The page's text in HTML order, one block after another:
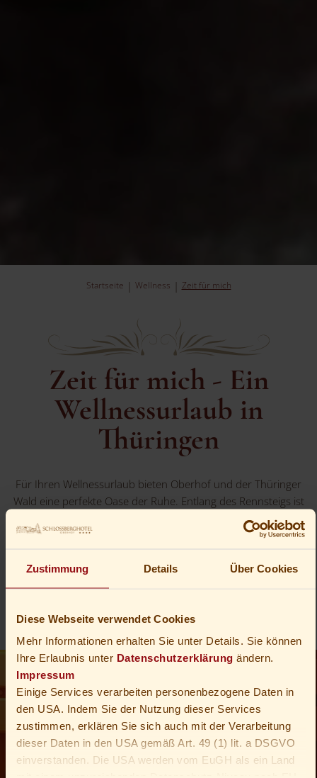
Zustimmung Details Über Cookies
Diese Webseite verwendet Cookies
Mehr Informationen erhalten Sie unter Details. Sie können
Ihre Erlaubnis unter Datenschutzerklärung ändern.
Impressum
Einige Services verarbeiten personenbezogene Daten in
den USA. Indem Sie der Nutzung dieser Services
zustimmen, erklären Sie sich auch mit der Verarbeitung
dieser Daten in den USA gemäß Art. 49 (1) lit. a DSGVO
einverstanden. Die USA werden vom EuGH als ein Land
Startseite Wellness Zeit für mich
Zeit für mich - Ein
Wellnessurlaub in
Thüringen
Für Ihren Wellnessurlaub bieten Oberhof und der Thüringer
Wald eine perfekte Oase der Ruhe. Entlang des Rennsteigs ist
Massagen und Beauty-
Behandlungen oder schwimmen
. Natürlich gehören diese
des Thüringer Waldes ist allergenarm und extrem
schadstofffrei. Sie ergänzen Ihren Wellnesstag einfach um
erleben, wasWaldwellness